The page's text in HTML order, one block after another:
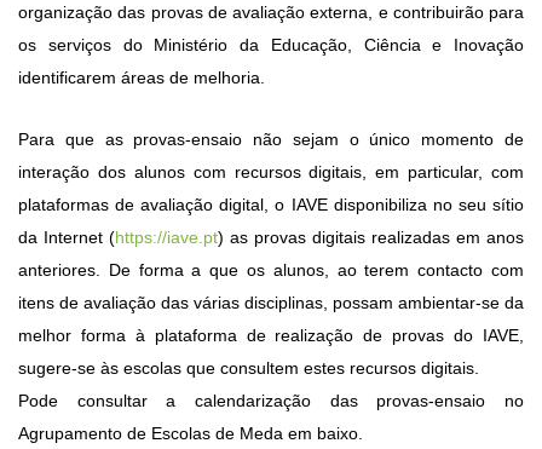
organização das provas de avaliação externa, e contribuirão para
os serviços do Ministério da Educação, Ciência e Inovação
identificarem áreas de melhoria.
Para que as provas-ensaio não sejam o único momento de
interação dos alunos com recursos digitais, em particular, com
plataformas de avaliação digital, o IAVE disponibiliza no seu sítio
da Internet (https://iave.pt) as provas digitais realizadas em anos
anteriores. De forma a que os alunos, ao terem contacto com
itens de avaliação das várias disciplinas, possam ambientar-se da
melhor forma à plataforma de realização de provas do IAVE,
sugere-se às escolas que consultem estes recursos digitais.
Pode consultar a calendarização das provas-ensaio no
Agrupamento de Escolas de Meda em baixo.